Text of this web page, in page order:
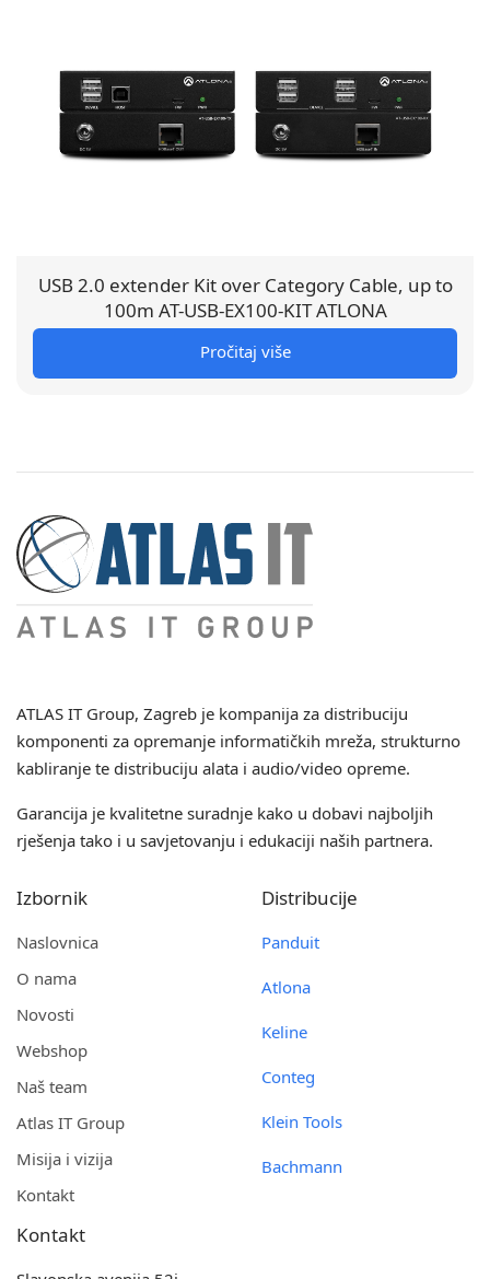
USB 2.0 extender Kit over Category Cable, up to
100m AT-USB-EX100-KIT ATLONA
Pročitaj više
ATLAS IT Group, Zagreb je kompanija za distribuciju
komponenti za opremanje informatičkih mreža, strukturno
kabliranje te distribuciju alata i audio/video opreme.
Garancija je kvalitetne suradnje kako u dobavi najboljih
rješenja tako i u savjetovanju i edukaciji naših partnera.
Izbornik
Naslovnica
O nama
Novosti
Webshop
Naš team
Atlas IT Group
Misija i vizija
Kontakt
Distribucije
Panduit
Atlona
Keline
Conteg
Klein Tools
Bachmann
Kontakt